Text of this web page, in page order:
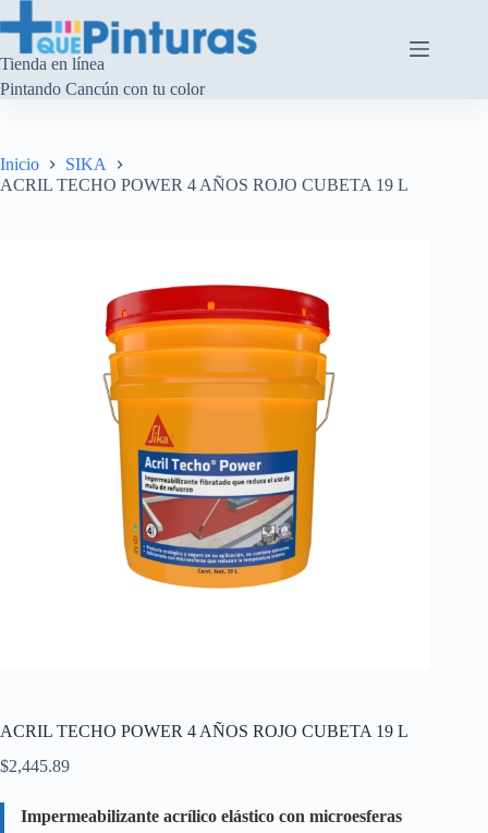
al
contenido
Tienda en línea
Pintando Cancún con tu color
Inicio
SIKA
ACRIL TECHO POWER 4 AÑOS ROJO CUBETA 19 L
ACRIL TECHO POWER 4 AÑOS ROJO CUBETA 19 L
$2,445.89
Impermeabilizante acrílico elástico con microesferas